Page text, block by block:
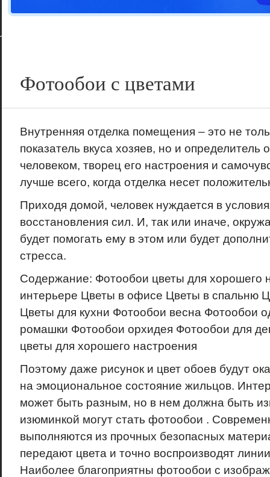
Фотообои с цветами
Внутренняя отделка помещения – это не
показатель вкуса хозяев, но и
человеком, творец его настроения и
лучше всего, когда отделка несет
Приходя домой, человек нуждается в
восстановления сил. И, так или иначе,
будет помогать ему в этом или будет
стресса.
Содержание: Фотообои цветы для хорошего
интерьере Цветы в офисе Цветы в спальню
Цветы для кухни Фотообои весна Фотообои
ромашки Фотообои орхидея Фотообои для
цветы для хорошего настроения
Поэтому даже рисунок и цвет обоев будут
на эмоциональное состояние жильцов.
может быть разным, но в нем должна быть
изюминкой могут стать фотообои .
выполняются из прочных безопасных
передают цвета и точно воспроизводят
Наиболее благоприятны фотообои с